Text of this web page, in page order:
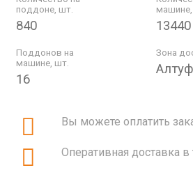
поддоне, шт.
840 13440
Поддонов на
машине, шт.
16
Зона
Вы можете оплатить
Оперативная доставка в